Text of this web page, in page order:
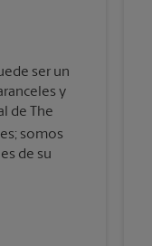
ser un
y
de The
somos
de su